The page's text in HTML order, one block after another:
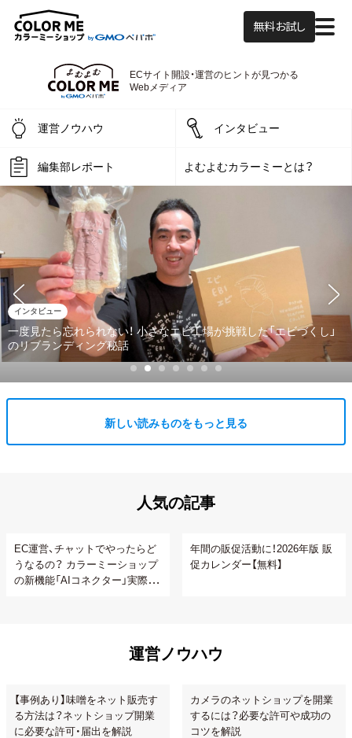
無料お試し
よむよむカラーミー
ECサイト開設・運営のヒントが見つかる
Webメディア
運営ノウハウ インタビュー
編集部レポート よむよむカラーミーとは？
インタビュー
一度見たら忘れられない！ 小さなエビ工場が挑戦した「エビづくし」
のリブランディング秘話
新しい読みものをもっと見る
人気の記事
EC運営、チャットでやったらど
うなるの？ カラーミーショップ
の新機能「AIコネクター」実際に
年間の販促活動に！2026年版 販
促カレンダー【無料】
運営ノウハウ
【事例あり】味噌をネット販売す
る方法は？ネットショップ開業
に必要な許可・届出を解説
カメラのネットショップを開業
するには？必要な許可や成功の
コツを解説